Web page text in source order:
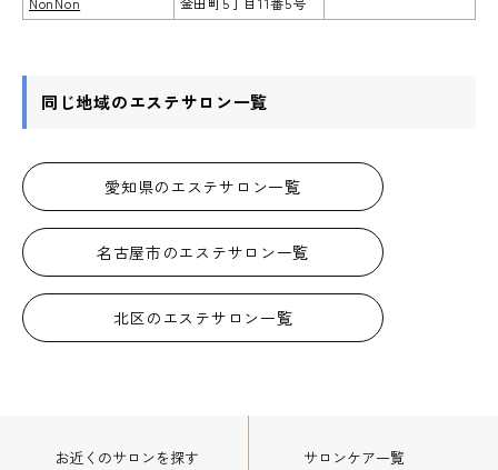
同じ地域のエステサロン一覧
愛知県のエステサロン一覧
名古屋市のエステサロン一覧
北区のエステサロン一覧
お近くのサロンを探す サロンケア一覧